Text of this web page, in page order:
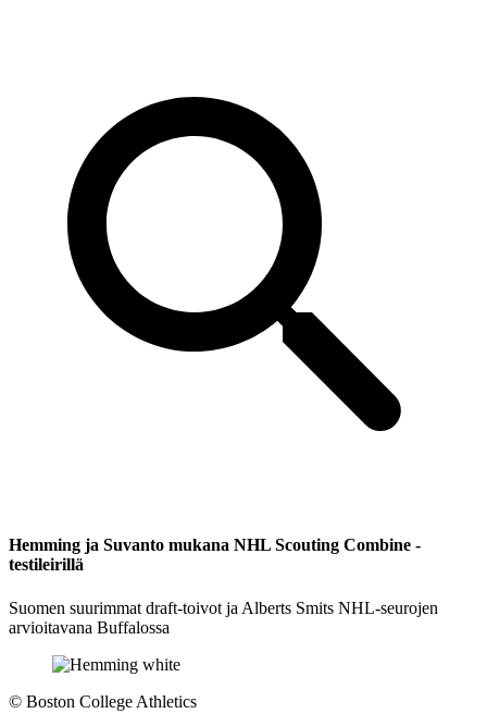
Hemming ja Suvanto mukana NHL Scouting Combine -
testileirillä
Suomen suurimmat draft-toivot ja Alberts Smits NHL-seurojen
arvioitavana Buffalossa
© Boston College Athletics